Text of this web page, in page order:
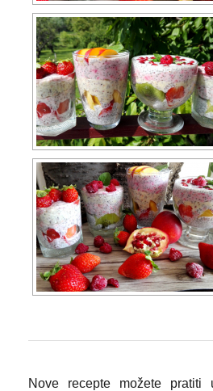
Nove recepte možete pratiti